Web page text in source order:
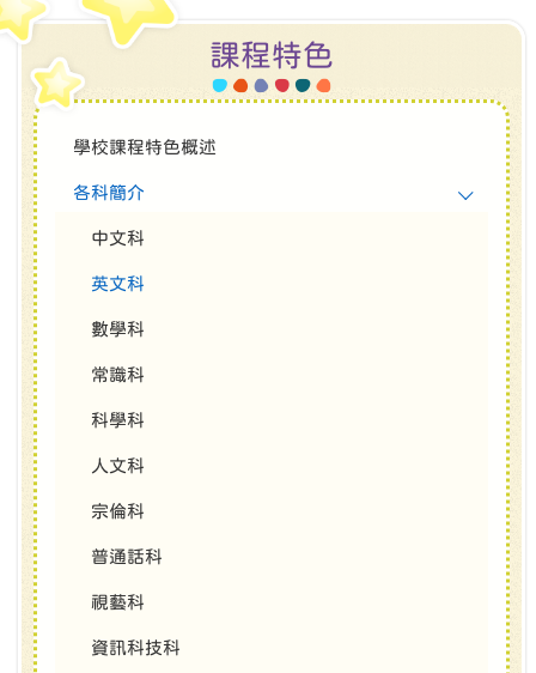
課程特色
學校課程特色概述
各科簡介
中文科
英文科
數學科
常識科
科學科
人文科
宗倫科
普通話科
視藝科
資訊科技科